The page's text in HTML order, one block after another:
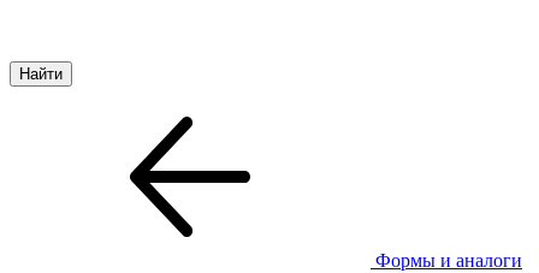
Формы и аналоги